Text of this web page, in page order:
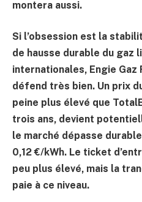
montera aussi.
Si l’obsession est la
de hausse durable du gaz
internationales, Engie
défend très bien. Un prix
peine plus élevé que
trois ans, devient
le marché dépasse
0,12 €/kWh. Le ticket
peu plus élevé, mais la
paie à ce niveau.